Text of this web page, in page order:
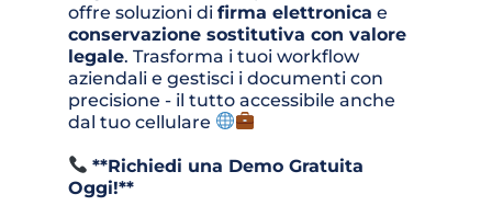
offre soluzioni di firma elettronica
conservazione sostitutiva con valore
legale. Trasforma i tuoi workflow
aziendali e gestisci i documenti con
precisione - il tutto accessibile anche
dal tuo cellulare
**Richiedi una Demo Gratuita
Oggi!**